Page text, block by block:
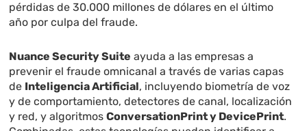
pérdidas de 30.000 millones de dólares en el último
año por culpa del fraude.
Nuance Security Suite ayuda a las empresas a
prevenir el fraude omnicanal a través de varias capas
de Inteligencia Artificial, incluyendo biometría de voz
y de comportamiento, detectores de canal, localización
y red, y algoritmosConversationPrinty DevicePrint.